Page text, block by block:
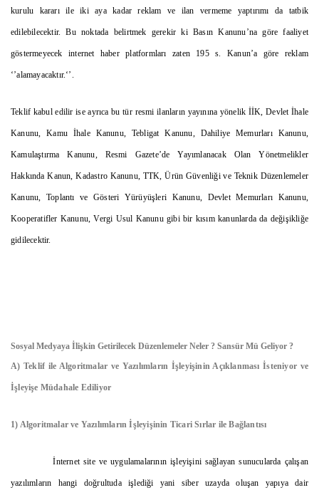
kurulu kararı ile iki aya kadar reklam ve ilan vermeme yaptırımı da tatbik
edilebilecektir. Bu noktada belirtmek gerekir ki Basın Kanunu’na göre faaliyet
göstermeyecek internet haber platformları zaten 195 s. Kanun’a göre reklam
‘’alamayacaktır.‘’.
Teklif kabul edilir ise ayrıca bu tür resmi ilanların yayınına yönelik İİK, Devlet İhale
Kanunu, Kamu İhale Kanunu, Tebligat Kanunu, Dahiliye Memurları Kanunu,
Kamulaştırma Kanunu, Resmi Gazete’de Yayımlanacak Olan Yönetmelikler
Hakkında Kanun, Kadastro Kanunu, TTK, Ürün Güvenliği ve Teknik Düzenlemeler
Kanunu, Toplantı ve Gösteri Yürüyüşleri Kanunu, Devlet Memurları Kanunu,
Kooperatifler Kanunu, Vergi Usul Kanunu gibi bir kısım kanunlarda da değişikliğe
gidilecektir.
Sosyal Medyaya İlişkin Getirilecek Düzenlemeler Neler ? Sansür Mü Geliyor ?
A) Teklif ile Algoritmalar ve Yazılımların İşleyişinin Açıklanması İsteniyor ve
İşleyişe Müdahale Ediliyor
1) Algoritmalar ve Yazılımların İşleyişinin Ticari Sırlar ile Bağlantısı
İnternet site ve uygulamalarının işleyişini sağlayan sunucularda çalışan
yazılımların hangi doğrultuda işlediği yani siber uzayda oluşan yapıya dair